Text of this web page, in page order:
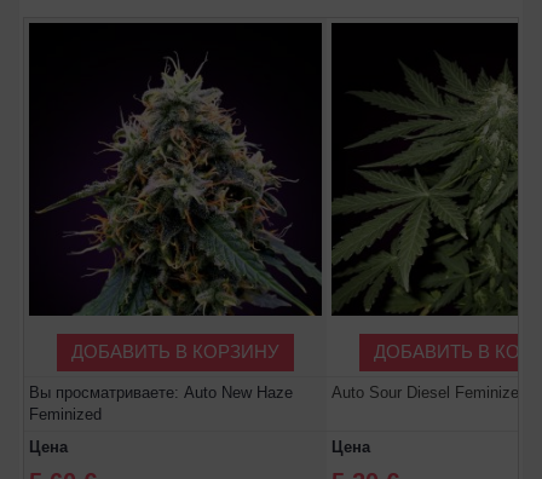
ДОБАВИТЬ В КОРЗИНУ ДОБАВИТЬ В
Вы просматриваете: Auto New Haze
Feminized
Auto Sour Diesel Feminized
Цена Цена